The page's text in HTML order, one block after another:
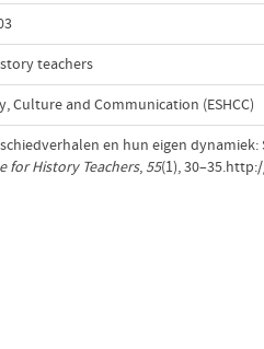
teachers
Culture and Communication (ESHCC)
en hun eigen
for History Teachers, 55(1),